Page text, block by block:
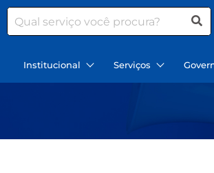
Search
Institucional Serviços